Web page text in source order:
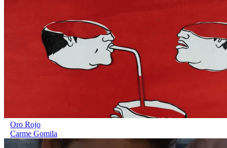
Oro Rojo
Carme Gomila